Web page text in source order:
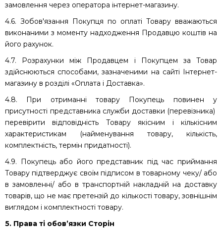
замовлення через оператора інтернет-магазину.
4.6. Зобов'язання Покупця по оплаті Товару вважаються
виконаними з моменту надходження Продавцю коштів на
його рахунок.
4.7. Розрахунки між Продавцем і Покупцем за Товар
здійснюються способами, зазначеними на сайті Інтернет-
магазину в розділі «Оплата і Доставка».
4.8. При отриманні товару Покупець повинен у
присутності представника служби доставки (перевізника)
перевірити відповідність Товару якісним і кількісним
характеристикам (найменування товару, кількість,
комплектність, термін придатності).
4.9. Покупець або його представник під час приймання
Товару підтверджує своїм підписом в товарному чеку/ або
в замовленні/ або в транспортній накладній на доставку
товарів, що не має претензій до кількості товару, зовнішнім
виглядом і комплектності товару.
5. Права ті обов’язки Сторін